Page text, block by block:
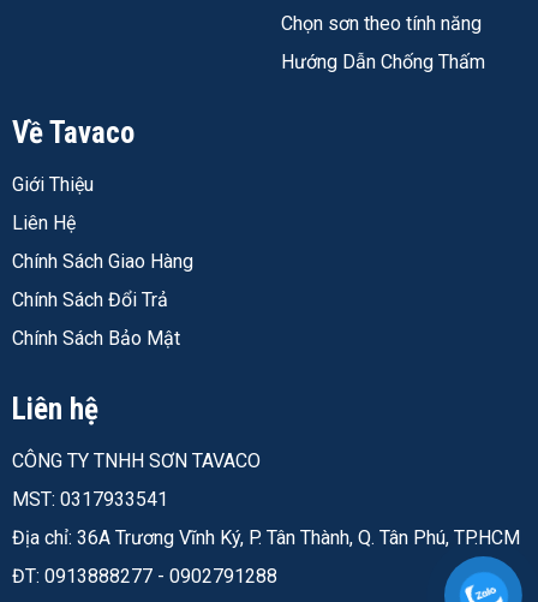
Weathershield Powersealer Z060 là lựa chọn tôi tin
tưởng nhất trong nhiều năm qua.
Z060 vs A936 — Khác Nhau Chỗ Nào? (Cùng
Đây là câu hỏi tôi bị hỏi nhiều nhất: "Thầy ơi, Z060 với
Z060 thuộc phân khúc siêu cao cấp, A936 thuộc phân
kiềm, độ co giãn và khả năng chịu đựng thời tiết khắc
nghiệt.
Tiêu chí
Dulux
Weathershield
Powersealer Z060
Weathershield
Chống Kiềm
Chọn sơn theo tính năng
Hướng Dẫn Chống Thấm
Về Tavaco
Giới Thiệu
Liên Hệ
Chính Sách Giao Hàng
Chính Sách Đổi Trả
Chính Sách Bảo Mật
Liên hệ
CÔNG TY TNHH SƠN TAVACO
MST: 0317933541
Địa chỉ: 36A Trương Vĩnh Ký, P. Tân Thành, Q. Tân Phú, TP.HCM
ĐT: 0913888277 - 0902791288